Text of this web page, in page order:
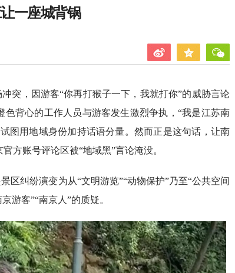
一座城背锅
突，因游客“你再打猴子一下，我就打你”的威胁言论
色背心的工作人员与游客发生激烈争执，“我是江苏南
图用地域身份加持话语分量。然而正是这句话，让南
方账号评论区被“地域黑”言论淹没。
区纠纷演变为从“文明游览”“动物保护”乃至“公共空间
游客”“南京人”的质疑。